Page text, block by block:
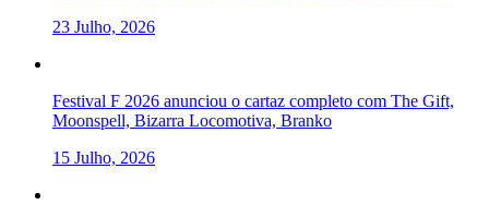
23 Julho, 2026
Festival F 2026 anunciou o cartaz completo com The Gift,
Moonspell, Bizarra Locomotiva, Branko
15 Julho, 2026